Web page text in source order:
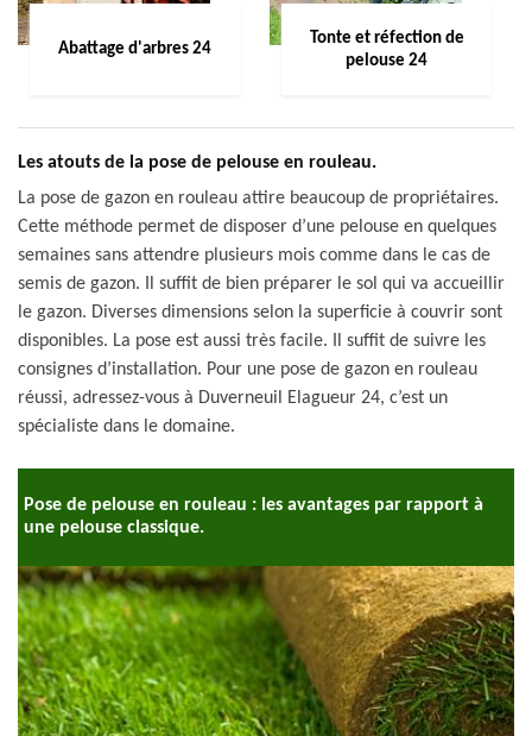
Abattage d'arbres 24
Tonte et réfection de
pelouse 24
Les atouts de la pose de pelouse en rouleau.
La pose de gazon en rouleau attire beaucoup de propriétaires.
Cette méthode permet de disposer d’une pelouse en quelques
semaines sans attendre plusieurs mois comme dans le cas de
semis de gazon. Il suffit de bien préparer le sol qui va accueillir
le gazon. Diverses dimensions selon la superficie à couvrir sont
disponibles. La pose est aussi très facile. Il suffit de suivre les
consignes d’installation. Pour une pose de gazon en rouleau
réussi, adressez-vous à Duverneuil Elagueur 24, c’est un
spécialiste dans le domaine.
Pose de pelouse en rouleau : les avantages par rapport à
une pelouse classique.